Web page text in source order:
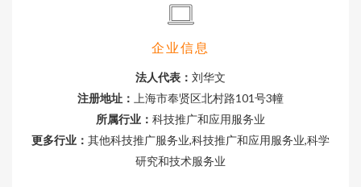
企业信息
法人代表： 刘华文
注册地址：
上海市奉贤区北村路101号3幢
所属行业： 科技推广和应用服务业
更多行业： 其他科技推广服务业,科技推广和应用服务业,科学
研究和技术服务业